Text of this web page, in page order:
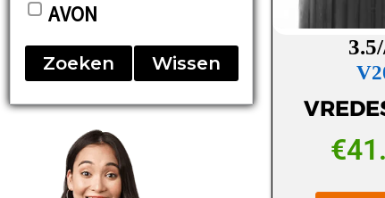
AVON
BARUM
BF-GOODRICH
BFGOODRICH
BLACK ARROW
BRIDGESTONE
Zoeken Wissen
€